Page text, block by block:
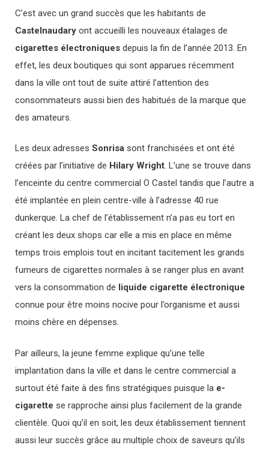
C’est avec un grand succès que les habitants de
Castelnaudary ont accueilli les nouveaux étalages de
cigarettes électroniques depuis la fin de l’année 2013. En
effet, les deux boutiques qui sont apparues récemment
dans la ville ont tout de suite attiré l’attention des
consommateurs aussi bien des habitués de la marque que
des amateurs.
Les deux adresses Sonrisa sont franchisées et ont été
créées par l’initiative de Hilary Wright. L’une se trouve dans
l’enceinte du centre commercial O Castel tandis que l’autre a
été implantée en plein centre-ville à l’adresse 40 rue
dunkerque. La chef de l’établissement n’a pas eu tort en
créant les deux shops car elle a mis en place en même
temps trois emplois tout en incitant tacitement les grands
fumeurs de cigarettes normales à se ranger plus en avant
vers la consommation de iquide cigarette électronique
connue pour être moins nocive pour l’organisme et aussi
moins chère en dépenses.
Par ailleurs, la jeune femme explique qu’une telle
implantation dans la ville et dans le centre commercial a
surtout été faite à des fins stratégiques puisque la e-
cigarette se rapproche ainsi plus facilement de la grande
clientèle. Quoi qu’il en soit, les deux établissement tiennent
aussi leur succès grâce au multiple choix de saveurs qu’ils